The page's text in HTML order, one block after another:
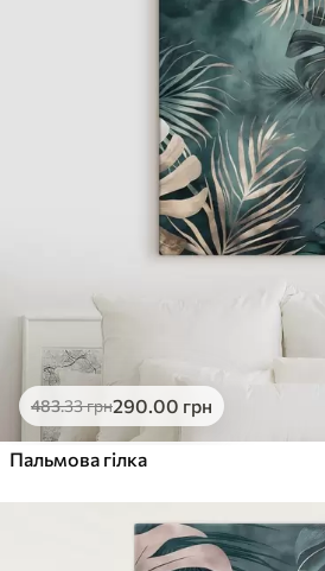
483.33грн290.00 грн
Пальмова гілка